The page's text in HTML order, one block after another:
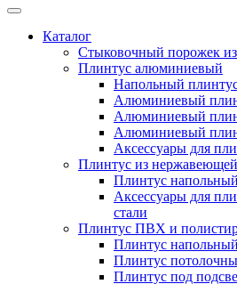
Каталог
Стыковочный порожек
Плинтус алюминиевый
Напольный
Алюминиевый
Алюминиевый
Алюминиевый
Аксессуары для
Плинтус из нержавеющей
Плинтус
Аксессуары для
стали
Плинтус ПВХ и
Плинтус
Плинтус
Плинтус под